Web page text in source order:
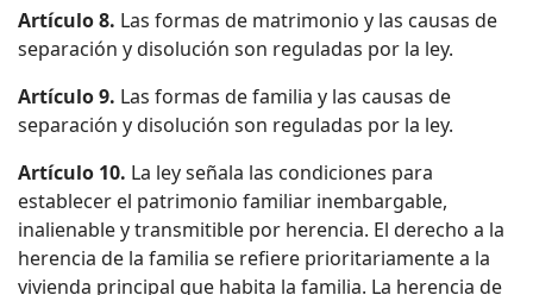
Artículo 8. Las formas de matrimonio y las causas de
separación y disolución son reguladas por la ley.
Artículo 9. Las formas de familia y las causas de
separación y disolución son reguladas por la ley.
Artículo 10. La ley señala las condiciones para
establecer el patrimonio familiar inembargable,
inalienable y transmitible por herencia. El derecho a la
herencia de la familia se refiere prioritariamente a la
vivienda principal que habita la familia. La herencia de